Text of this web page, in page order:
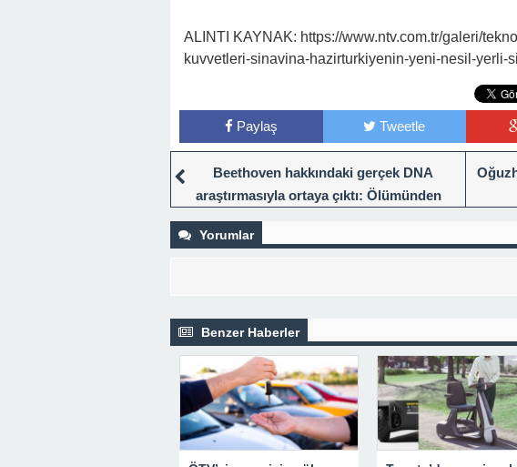
ALINTI KAYNAK: https://www.ntv.com.tr/galeri/
kuvvetleri-sinavina-hazirturkiyenin-yeni-nesil-yerli-
Paylaş Tweetle
Beethoven hakkındaki gerçek DNA
araştırmasıyla ortaya çıktı: Ölümünden
Yorumlar
Benzer Haberler